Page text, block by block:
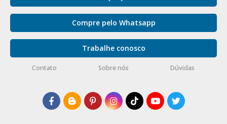
Compre pelo Whatsapp
Trabalhe conosco
Contato Sobre nós Dúvidas